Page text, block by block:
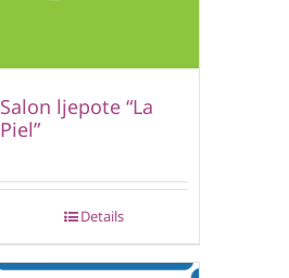
Salon ljepote “La
Piel”
Details